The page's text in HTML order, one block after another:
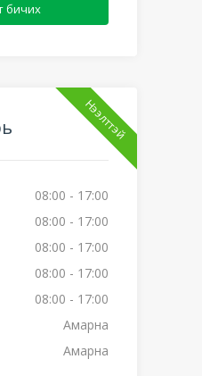
бичих
Нээлттэй
08:00 - 17:00
08:00 - 17:00
08:00 - 17:00
08:00 - 17:00
08:00 - 17:00
Амарна
Амарна